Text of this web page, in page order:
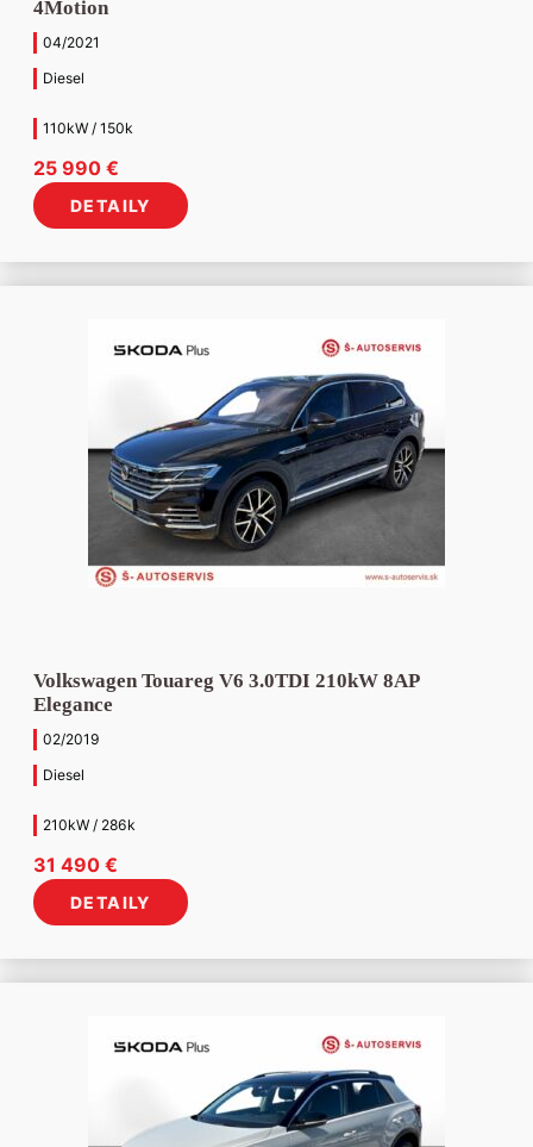
4Motion
04/2021
Diesel
110kW / 150k
25 990 €
DETAILY
Volkswagen Touareg V6 3.0TDI 210kW 8AP
Elegance
02/2019
Diesel
210kW / 286k
31 490 €
DETAILY